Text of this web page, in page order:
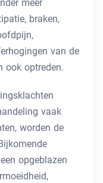
meer
braken,
van de
ook optreden.
vaak
worden de
opgeblazen